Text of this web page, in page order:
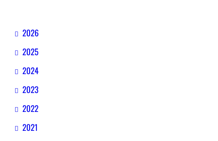
2026
2025
2024
2023
2022
2021